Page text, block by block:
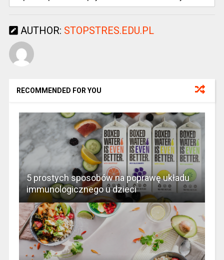
AUTHOR: STOPSTRES.EDU.PL
RECOMMENDED FOR YOU
5 prostych sposobów na poprawę układu
immunologicznego u dzieci